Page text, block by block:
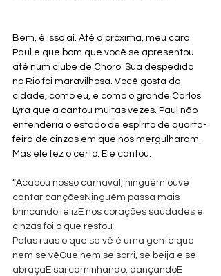
Bem, é isso aí. Até a próxima, meu caro
Paul e que bom que você se apresentou
até num clube de Choro. Sua despedida
no Rio foi maravilhosa. Você gosta da
cidade, como eu, e como o grande Carlos
Lyra que a cantou muitas vezes. Paul não
entenderia o estado de espírito de quarta-
feira de cinzas em que nos mergulharam.
Mas ele fez o certo. Ele cantou.
“Acabou nosso carnaval, ninguém ouve
cantar cançõesNinguém passa mais
brincando felizE nos corações saudades e
cinzas foi o que restou
Pelas ruas o que se vê é uma gente que
nem se vêQue nem se sorri, se beija e se
abraçaE sai caminhando, dançandoE